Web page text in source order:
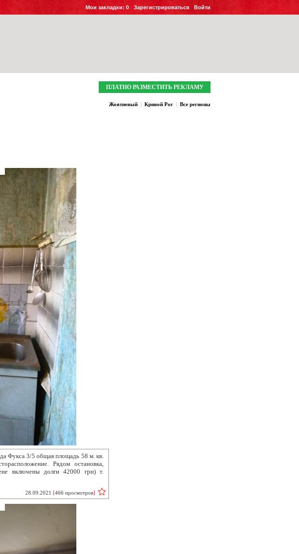
Войти
Зарегистрироваться
Мои закладки: 0
ПЛАТНО РАЗМЕСТИТЬ РЕКЛАМУ
Жовтневый | Кривой Рог | Все регионы
Фукса 3/5 общая площадь 58 м. кв.
Рядом остановка,
включены долги 42000 грн) т.
28.09.2021 [466 просмотров]